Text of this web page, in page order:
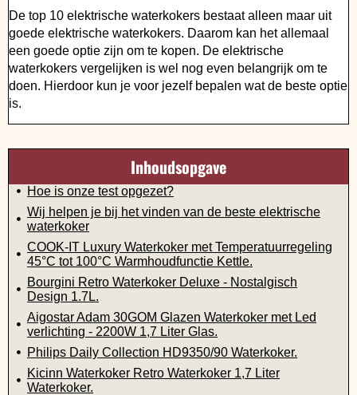
De top 10 elektrische waterkokers bestaat alleen maar uit
goede elektrische waterkokers. Daarom kan het allemaal
een goede optie zijn om te kopen. De elektrische
waterkokers vergelijken is wel nog even belangrijk om te
doen. Hierdoor kun je voor jezelf bepalen wat de beste optie
is.
Inhoudsopgave
Hoe is onze test opgezet?
Wij helpen je bij het vinden van de beste elektrische
waterkoker
COOK-IT Luxury Waterkoker met Temperatuurregeling
45°C tot 100°C Warmhoudfunctie Kettle.
Bourgini Retro Waterkoker Deluxe - Nostalgisch
Design 1.7L.
Aigostar Adam 30GOM Glazen Waterkoker met Led
verlichting - 2200W 1,7 Liter Glas.
Philips Daily Collection HD9350/90 Waterkoker.
Kicinn Waterkoker Retro Waterkoker 1,7 Liter
Waterkoker.